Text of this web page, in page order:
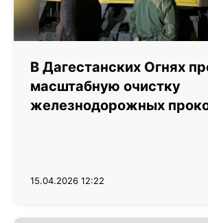
В Дагестанских Огнях
масштабную очистку
железнодорожных
15.04.2026 12:22